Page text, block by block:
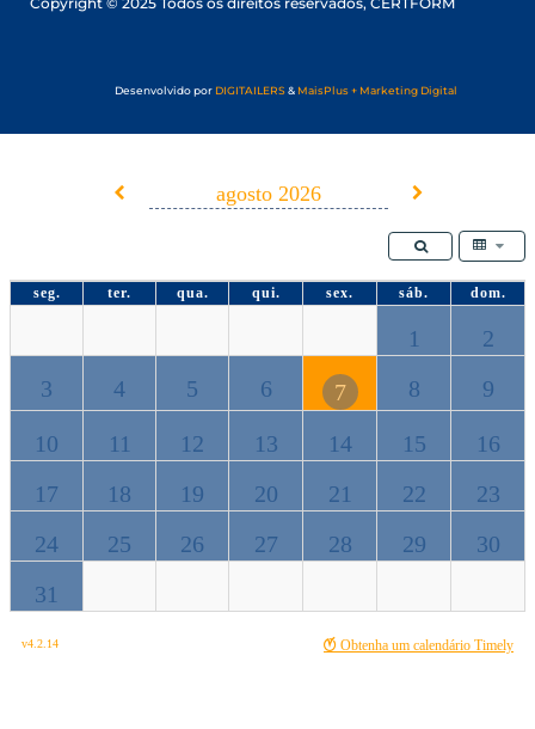
Desenvolvido por DIGITAILERS& MaisPlus + Marketing Digital